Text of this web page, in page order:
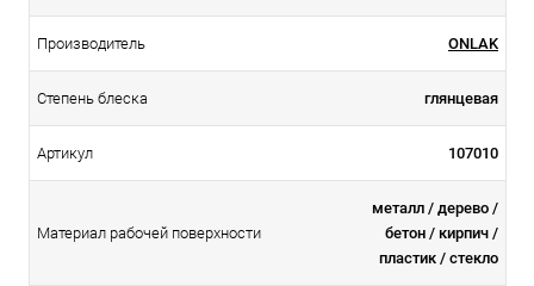
Производитель ONLAK
Степень блеска глянцевая
Артикул 107010
Материал рабочей поверхности
металл / дерево /
бетон / кирпич /
пластик / стекло